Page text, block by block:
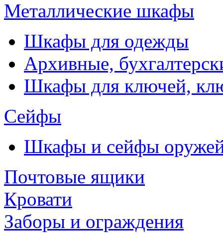
Металлические шкафы
Шкафы для одежды
Архивные,
Шкафы для ключей,
Сейфы
Шкафы и сейфы
Почтовые ящики
Кровати
Заборы и ограждения